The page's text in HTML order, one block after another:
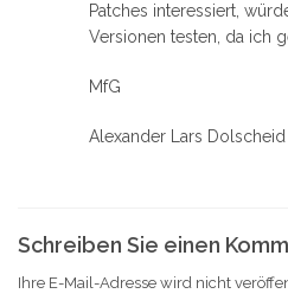
Patches interessiert,
Versionen testen, da ich
MfG
Alexander Lars Dolscheid
Schreiben Sie einen
Ihre E-Mail-Adresse wird nicht